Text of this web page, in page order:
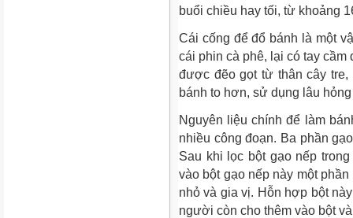
buổi chiều hay tối, từ khoảng
Cái cống để đổ bánh là một
cái phin cà phê, lại có tay
được đẽo gọt từ thân cây
bánh to hơn, sử dụng lâu
Nguyên liệu chính để làm
nhiều công đoạn. Ba phần
Sau khi lọc bột gạo nếp
vào bột gạo nếp này một
nhỏ và gia vị. Hỗn hợp bột
người còn cho thêm vào bột